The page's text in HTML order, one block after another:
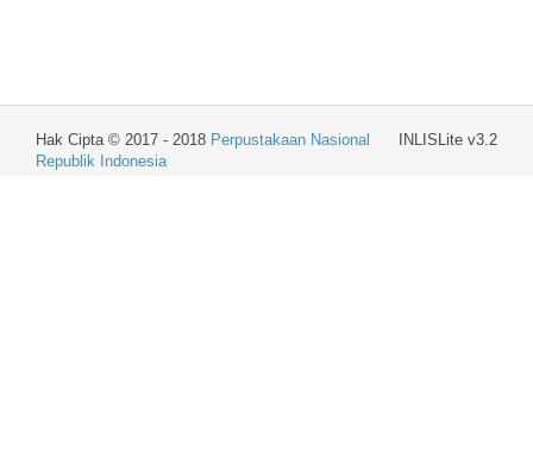
INLISLite v3.2
Hak Cipta © 2017 - 2018 Perpustakaan Nasional
Republik Indonesia